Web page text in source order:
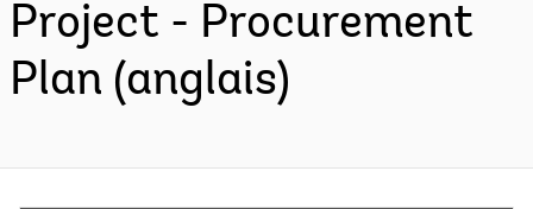
Project - Procurement
Plan (anglais)